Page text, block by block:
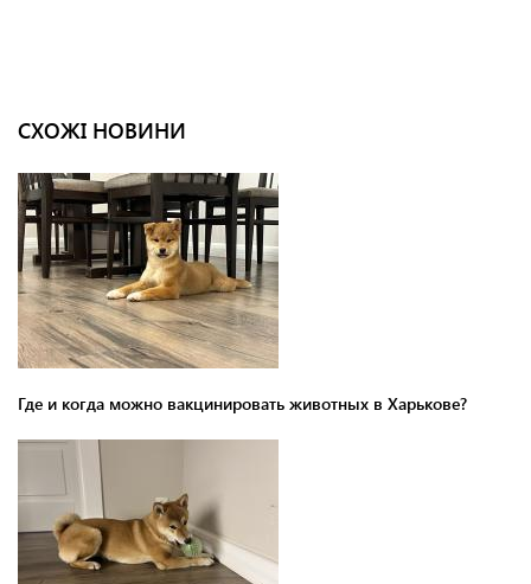
СХОЖІ НОВИНИ
Где и когда можно вакцинировать животных в Харькове?